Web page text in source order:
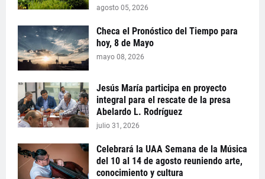
agosto 05, 2026
Checa el Pronóstico del Tiempo para
hoy, 8 de Mayo
mayo 08, 2026
Jesús María participa en proyecto
integral para el rescate de la presa
Abelardo L. Rodríguez
julio 31, 2026
Celebrará la UAA Semana de la Música
del 10 al 14 de agosto reuniendo arte,
conocimiento y cultura